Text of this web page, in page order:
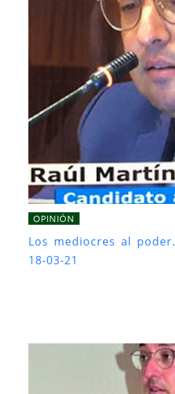
OPINIÓN
Los mediocres al poder.
18-03-21